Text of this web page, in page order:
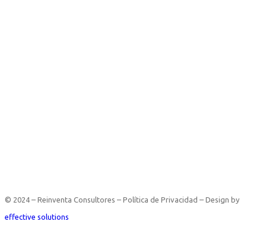
© 2024 – Reinventa Consultores – Política de Privacidad – Design by
effective solutions